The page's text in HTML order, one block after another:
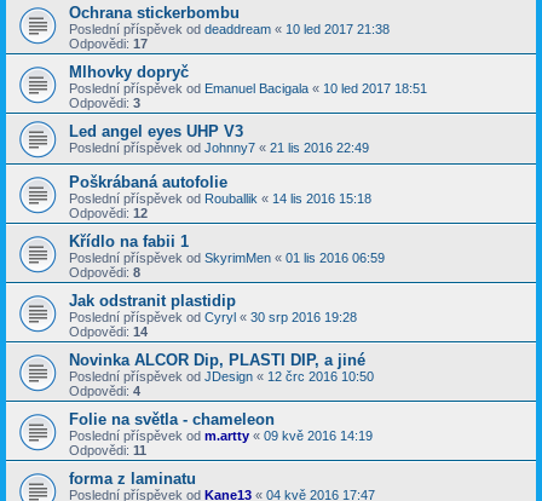
Ochrana stickerbombu
Poslední příspěvek od deaddream « 10 led 2017 21:38
Odpovědi: 17
Mlhovky dopryč
Poslední příspěvek od Emanuel Bacigala « 10 led 2017 18:51
Odpovědi: 3
Led angel eyes UHP V3
Poslední příspěvek od Johnny7 « 21 lis 2016 22:49
Poškrábaná autofolie
Poslední příspěvek od Rouballik « 14 lis 2016 15:18
Odpovědi: 12
Křídlo na fabii 1
Poslední příspěvek od SkyrimMen « 01 lis 2016 06:59
Odpovědi: 8
Jak odstranit plastidip
Poslední příspěvek od Cyryl « 30 srp 2016 19:28
Odpovědi: 14
Novinka ALCOR Dip, PLASTI DIP, a jiné
Poslední příspěvek od JDesign « 12 črc 2016 10:50
Odpovědi: 4
Folie na světla - chameleon
Poslední příspěvek od m.artty « 09 kvě 2016 14:19
Odpovědi: 11
forma z laminatu
Poslední příspěvek od Kane13 « 04 kvě 2016 17:47